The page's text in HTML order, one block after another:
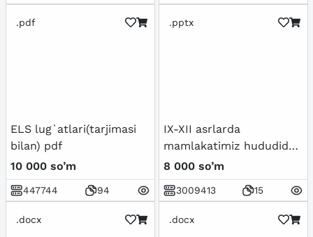
.pdf
ELS lug`atlari(tarjimasi
bilan) pdf
10 000 so’m
447744 94
.pptx
IX-XII asrlarda
mamlakatimiz hududida
ro'y bergan madaniy
uyg'onish
(Renessans).Buyuk
allomalarning jahon
8 000 so’m
3009413 15
.docx .docx